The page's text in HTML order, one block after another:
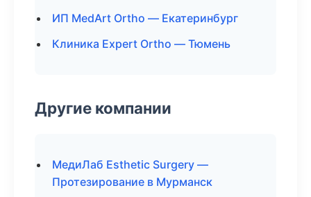
ИП MedArt Ortho — Екатеринбург
Клиника Expert Ortho — Тюмень
Другие компании
МедиЛаб Esthetic Surgery —
Протезирование в Мурманск